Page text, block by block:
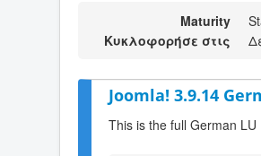
Maturity
Κυκλοφορήσε στις
Joomla! 3.9.14
This is the full German